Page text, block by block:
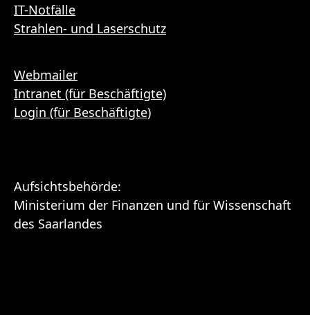
IT-Notfälle
Strahlen- und Laserschutz
Webmailer
Intranet (für Beschäftigte)
Login (für Beschäftigte)
Aufsichtsbehörde:
Ministerium der Finanzen und für Wissenschaft
des Saarlandes